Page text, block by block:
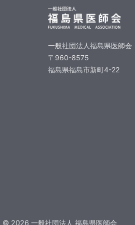
一般社団法人福島県医師会
〒960-8575
福島県福島市新町4-22
© 2026 一般社団法人 福島県医師会